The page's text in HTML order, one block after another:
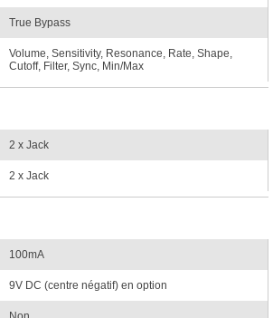
True Bypass
Volume, Sensitivity, Resonance, Rate, Shape,
Cutoff, Filter, Sync, Min/Max
2 x Jack
2 x Jack
100mA
9V DC (centre négatif) en option